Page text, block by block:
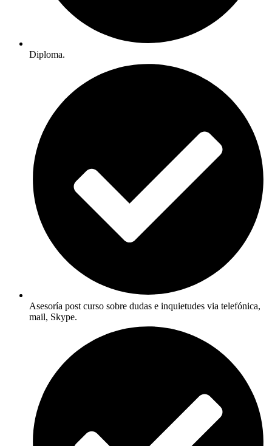
Diploma.
Asesoría post curso sobre dudas e inquietudes via telefónica,
mail, Skype.